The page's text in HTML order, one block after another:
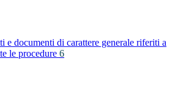
e documenti di carattere generale riferiti a
le procedure 6